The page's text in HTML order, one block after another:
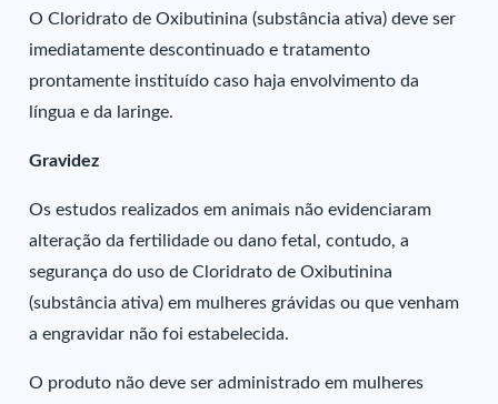
O Cloridrato de Oxibutinina (substância ativa) deve ser
imediatamente descontinuado e tratamento
prontamente instituído caso haja envolvimento da
língua e da laringe.
Gravidez
Os estudos realizados em animais não evidenciaram
alteração da fertilidade ou dano fetal, contudo, a
segurança do uso de Cloridrato de Oxibutinina
(substância ativa) em mulheres grávidas ou que venham
a engravidar não foi estabelecida.
O produto não deve ser administrado em mulheres